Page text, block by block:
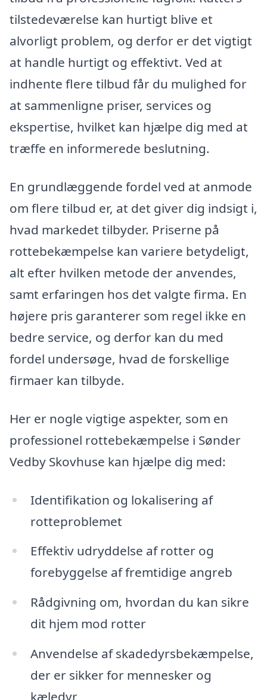
tilstedeværelse kan hurtigt blive et
alvorligt problem, og derfor er det vigtigt
at handle hurtigt og effektivt. Ved at
indhente flere tilbud får du mulighed for
at sammenligne priser, services og
ekspertise, hvilket kan hjælpe dig med at
træffe en informerede beslutning.
En grundlæggende fordel ved at anmode
om flere tilbud er, at det giver dig indsigt i,
hvad markedet tilbyder. Priserne på
rottebekæmpelse kan variere betydeligt,
alt efter hvilken metode der anvendes,
samt erfaringen hos det valgte firma. En
højere pris garanterer som regel ikke en
bedre service, og derfor kan du med
fordel undersøge, hvad de forskellige
firmaer kan tilbyde.
Her er nogle vigtige aspekter, som en
professionel rottebekæmpelse i Sønder
Vedby Skovhuse kan hjælpe dig med:
Identifikation og lokalisering af
rotteproblemet
Effektiv udryddelse af rotter og
forebyggelse af fremtidige angreb
Rådgivning om, hvordan du kan sikre
dit hjem mod rotter
Anvendelse af skadedyrsbekæmpelse,
der er sikker for mennesker og
kæledyr